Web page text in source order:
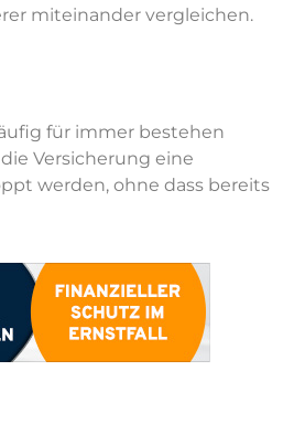
miteinander vergleichen.
für immer bestehen
Versicherung eine
werden, ohne dass bereits